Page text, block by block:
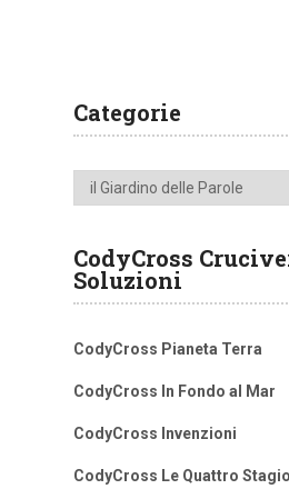
Categorie
Categorie
CodyCross
Soluzioni
CodyCross Pianeta Terra
CodyCross In Fondo al Mar
CodyCross Invenzioni
CodyCross Le Quattro